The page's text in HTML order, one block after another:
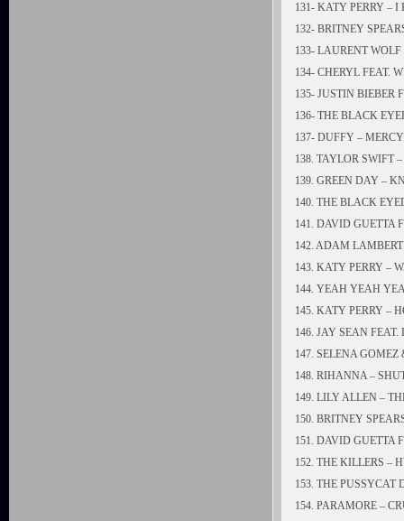
131- KATY PERRY – I
132- BRITNEY
133- LAURENT WOLF
134- CHERYL FEAT.
135- JUSTIN BIEBER
136- THE BLACK
137- DUFFY – MERCY
138. TAYLOR SWIFT
139. GREEN DAY –
140. THE BLACK
141. DAVID GUETTA
142. ADAM
143. KATY PERRY –
144. YEAH YEAH
145. KATY PERRY –
146. JAY SEAN
147. SELENA
148. RIHANNA –
149. LILY ALLEN –
150. BRITNEY
151. DAVID GUETTA
152. THE KILLERS –
153. THE
154. PARAMORE –